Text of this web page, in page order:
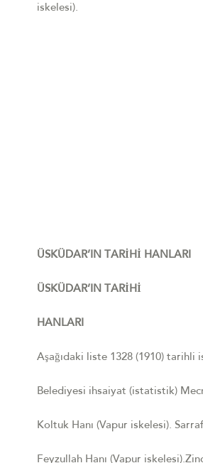
iskelesi).
ÜSKÜDAR’IN TARİHİ HANLARI
ÜSKÜDAR’IN TARİHİ
HANLARI
Aşağıdaki liste 1328 (1910) tarihli
Belediyesi ihsaiyat (istatistik)
Koltuk Hanı (Vapur iskelesi).
Feyzullah Hanı (Vapur